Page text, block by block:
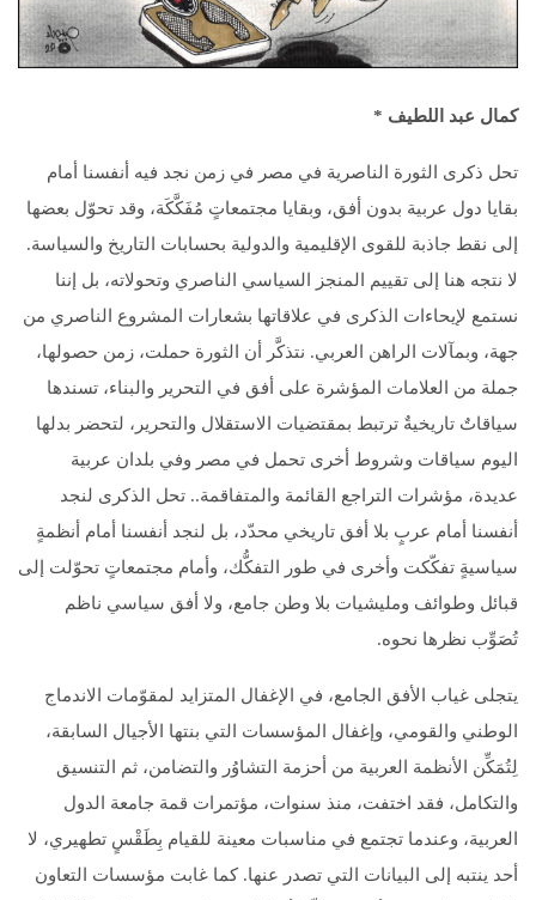
كمال عبد اللطيف *
تحل ذكرى الثورة الناصرية في مصر في زمن نجد فيه أنفسنا أمام
بقايا دول عربية بدون أفق، وبقايا مجتمعاتٍ مُفَكَّكَة، وقد تحوّل بعضها
إلى نقط جاذبة للقوى الإقليمية والدولية بحسابات التاريخ والسياسة.
لا نتجه هنا إلى تقييم المنجز السياسي الناصري وتحولاته، بل إننا
نستمع لإيحاءات الذكرى في علاقاتها بشعارات المشروع الناصري من
جهة، وبمآلات الراهن العربي. نتذكَّر أن الثورة حملت، زمن حصولها،
جملة من العلامات المؤشرة على أفق في التحرير والبناء، تسندها
سياقاتٌ تاريخيةٌ ترتبط بمقتضيات الاستقلال والتحرير، لتحضر بدلها
اليوم سياقات وشروط أخرى تحمل في مصر وفي بلدان عربية
عديدة، مؤشرات التراجع القائمة والمتفاقمة.. تحل الذكرى لنجد
أنفسنا أمام عربٍ بلا أفق تاريخي محدّد، بل لنجد أنفسنا أمام أنظمةٍ
سياسيةٍ تفكّكت وأخرى في طور التفكُّك، وأمام مجتمعاتٍ تحوّلت إلى
قبائل وطوائف ومليشيات بلا وطن جامع، ولا أفق سياسي ناظم
تُصَوِّب نظرها نحوه.
يتجلى غياب الأفق الجامع، في الإغفال المتزايد لمقوّمات الاندماج
الوطني والقومي، وإغفال المؤسسات التي بنتها الأجيال السابقة،
لِتُمَكِّن الأنظمة العربية من أحزمة التشاوُر والتضامن، ثم التنسيق
والتكامل، فقد اختفت، منذ سنوات، مؤتمرات قمة جامعة الدول
العربية، وعندما تجتمع في مناسبات معينة للقيام بِطَقْسٍ تطهيري، لا
أحد ينتبه إلى البيانات التي تصدر عنها. كما غابت مؤسسات التعاون